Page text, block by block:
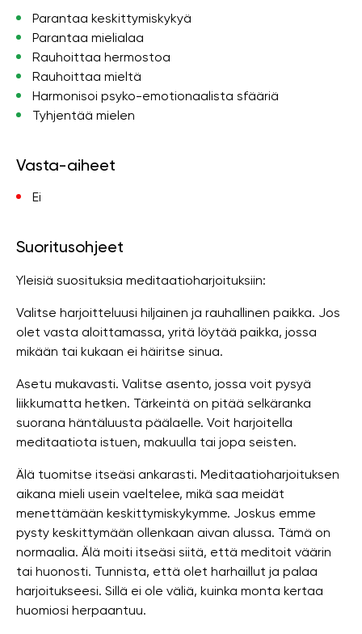
Parantaa keskittymiskykyä
Parantaa mielialaa
Rauhoittaa hermostoa
Rauhoittaa mieltä
Harmonisoi psyko-emotionaalista sfääriä
Tyhjentää mielen
Vasta-aiheet
Ei
Suoritusohjeet
Yleisiä suosituksia meditaatioharjoituksiin:
Valitse harjoitteluusi hiljainen ja rauhallinen paikka. Jos
olet vasta aloittamassa, yritä löytää paikka, jossa
mikään tai kukaan ei häiritse sinua.
Asetu mukavasti. Valitse asento, jossa voit pysyä
liikkumatta hetken. Tärkeintä on pitää selkäranka
suorana häntäluusta päälaelle. Voit harjoitella
meditaatiota istuen, makuulla tai jopa seisten.
Älä tuomitse itseäsi ankarasti. Meditaatioharjoituksen
aikana mieli usein vaeltelee, mikä saa meidät
menettämään keskittymiskykymme. Joskus emme
pysty keskittymään ollenkaan aivan alussa. Tämä on
normaalia. Älä moiti itseäsi siitä, että meditoit väärin
tai huonosti. Tunnista, että olet harhaillut ja palaa
harjoitukseesi. Sillä ei ole väliä, kuinka monta kertaa
huomiosi herpaantuu.